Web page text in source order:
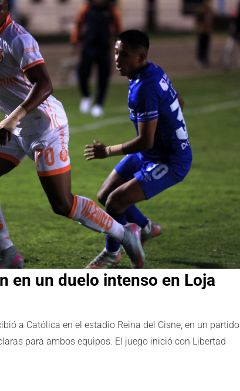
en un duelo intenso en Loja
a Católica en el estadio Reina del Cisne, en un partido
para ambos equipos. El juego inició con Libertad